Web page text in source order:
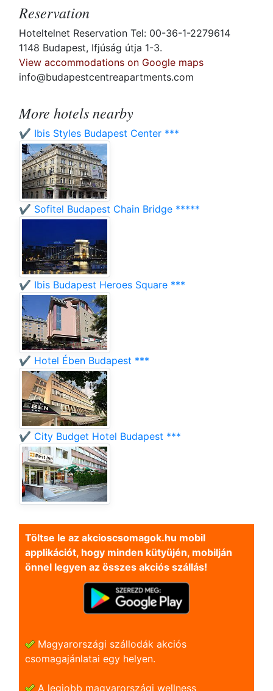
Reservation
Hoteltelnet Reservation Tel: 00-36-1-2279614
1148 Budapest, Ifjúság útja 1-3.
View accommodations on Google maps
info@budapestcentreapartments.com
More hotels nearby
✔️ Ibis Styles Budapest Center ***
✔️ Sofitel Budapest Chain Bridge *****
✔️ Ibis Budapest Heroes Square ***
✔️ Hotel Ében Budapest ***
✔️ City Budget Hotel Budapest ***
Töltse le az akcioscsomagok.hu mobil
applikációt, hogy minden kütyüjén, mobilján
önnel legyen az összes akciós szállás!
Magyarországi szállodák akciós
csomagajánlatai egy helyen.
A legjobb magyarországi wellness